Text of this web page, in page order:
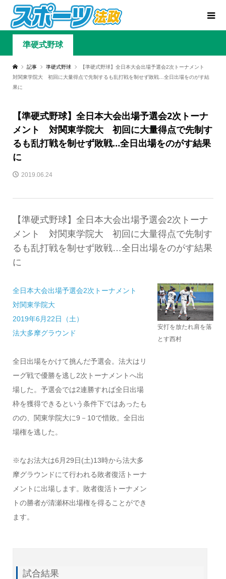
準硬式野球
記事 準硬式野球
【準硬式野球】全日本大会出場予選会2次トーナメント
対関東学院大 初回に大量得点で先制するも乱打戦を制せず敗戦…全日出場をのがす結
果に
【準硬式野球】全日本大会出場予選会2次トーナ
メント 対関東学院大 初回に大量得点で先制す
るも乱打戦を制せず敗戦…全日出場をのがす結果
に
2019.06.24
【準硬式野球】全日本大会出場予選会2次トーナ
メント 対関東学院大 初回に大量得点で先制す
るも乱打戦を制せず敗戦…全日出場をのがす結果
に
全日本大会出場予選会2次トーナメント
対関東学院大
2019年6月22日（土）
法大多摩グラウンド
全日出場をかけて挑んだ予選会。法大はリ
ーグ戦で優勝を逃し2次トーナメントへ出
場した。予選会では2連勝すれば全日出場
枠を獲得できるという条件下ではあったも
のの、関東学院大に9－10で惜敗。全日出
場権を逃した。
※なお法大は6月29日(土)13時から法大多
摩グラウンドにて行われる敗者復活トーナ
メントに出場します。敗者復活トーナメン
トの勝者が清瀬杯出場権を得ることができ
ます。
安打を放たれ肩を落
とす西村
試合結果